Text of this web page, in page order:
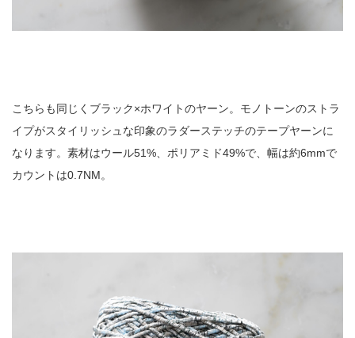
こちらも同じくブラック×ホワイトのヤーン。モノトーンのストラ
イプがスタイリッシュな印象のラダーステッチのテープヤーンに
なります。素材はウール51%、ポリアミド49%で、幅は約6mmで
カウントは0.7NM。